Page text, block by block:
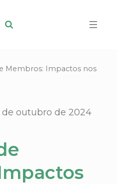
Membros: Impactos nos
de outubro de 2024